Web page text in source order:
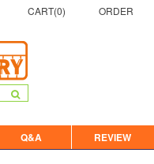
CART(0) ORDER
Q&A REVIEW